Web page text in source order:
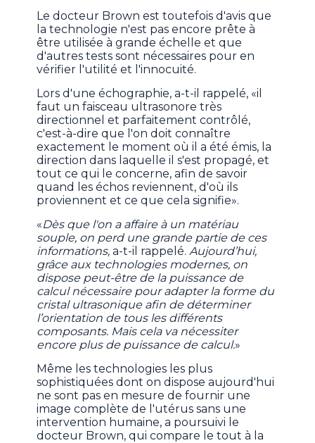
Le docteur Brown est toutefois d'avis que
la technologie n'est pas encore prête à
être utilisée à grande échelle et que
d'autres tests sont nécessaires pour en
vérifier l'utilité et l'innocuité.
Lors d'une échographie, a-t-il rappelé, «il
faut un faisceau ultrasonore très
directionnel et parfaitement contrôlé,
c'est-à-dire que l'on doit connaître
exactement le moment où il a été émis, la
direction dans laquelle il s'est propagé, et
tout ce qui le concerne, afin de savoir
quand les échos reviennent, d'où ils
proviennent et ce que cela signifie».
«Dès que l'on a affaire à un matériau
souple, on perd une grande partie de ces
informations, a-t-il rappelé. Aujourd’hui,
grâce aux technologies modernes, on
dispose peut-être de la puissance de
calcul nécessaire pour adapter la forme du
cristal ultrasonique afin de déterminer
l’orientation de tous les différents
composants. Mais cela va nécessiter
encore plus de puissance de calcul.»
Même les technologies les plus
sophistiquées dont on dispose aujourd'hui
ne sont pas en mesure de fournir une
image complète de l'utérus sans une
intervention humaine, a poursuivi le
docteur Brown, qui compare le tout à la